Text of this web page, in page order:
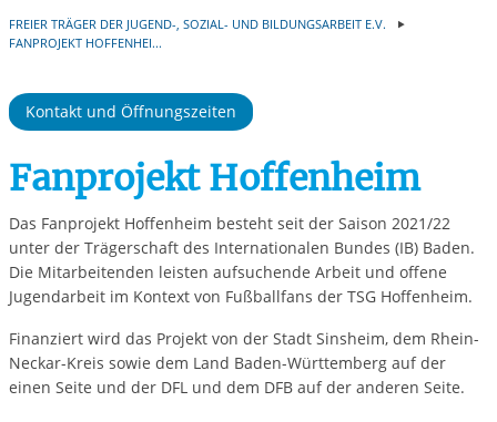
FREIER TRÄGER DER JUGEND-, SOZIAL- UND BILDUNGSARBEIT E.V.
FANPROJEKT HOFFENHEI...
Kontakt und Öffnungszeiten
Fanprojekt Hoffenheim
Das Fanprojekt Hoffenheim besteht seit der Saison 2021/22
unter der Trägerschaft des Internationalen Bundes (IB) Baden.
Die Mitarbeitenden leisten aufsuchende Arbeit und offene
Jugendarbeit im Kontext von Fußballfans der TSG Hoffenheim.
Finanziert wird das Projekt von der Stadt Sinsheim, dem Rhein-
Neckar-Kreis sowie dem Land Baden-Württemberg auf der
einen Seite und der DFL und dem DFB auf der anderen Seite.